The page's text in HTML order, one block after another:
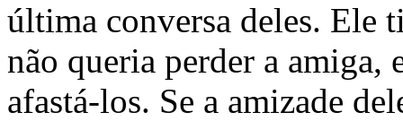
última conversa deles. Ele
não queria perder a amiga,
afastá-los. Se a amizade